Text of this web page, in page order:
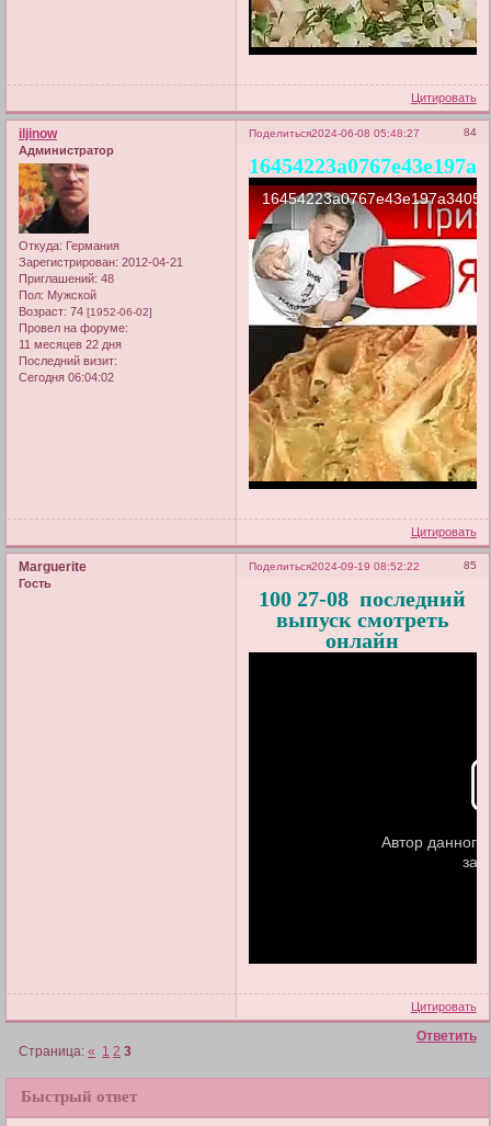
Цитировать
Поделиться 84
2024-06-08 05:48:27
iljinow
Администратор
Откуда: Германия
Зарегистрирован: 2012-04-21
Приглашений: 48
Пол: Мужской
Возраст: 74 [1952-06-02]
Провел на форуме:
11 месяцев 22 дня
Последний визит:
Сегодня 06:04:02
Цитировать
Поделиться 85
2024-09-19 08:52:22
Marguerite
Гость
100 27-08 последний
выпуск смотреть
онлайн
Цитировать
Ответить
Страница:« 1 2 3
Быстрый ответ